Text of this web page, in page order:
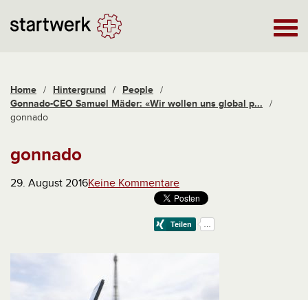
Home / Hintergrund / People /
Gonnado-CEO Samuel Mäder: «Wir wollen uns global p...
/
gonnado
gonnado
29. August 2016Keine Kommentare